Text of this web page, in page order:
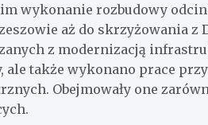
wykonanie rozbudowy
aż do skrzyżowania z
z modernizacją
ale także wykonano prace
Obejmowały one